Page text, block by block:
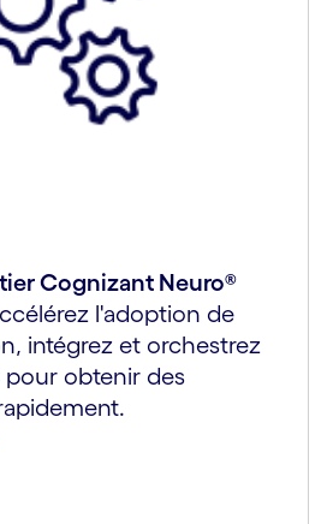
Cognizant Neuro®
l'adoption de
intégrez et orchestrez
pour obtenir des